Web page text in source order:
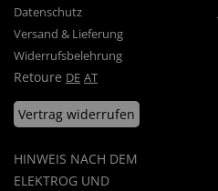
Datenschutz
Versand & Lieferung
Widerrufsbelehrung
Retoure DE AT
Vertrag widerrufen
HINWEIS NACH DEM
ELEKTROG UND